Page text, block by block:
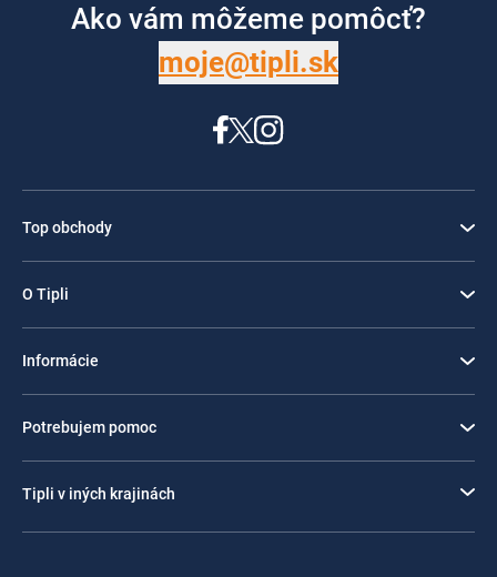
Ako vám môžeme pomôcť?
moje@tipli.sk
Top obchody
O Tipli
Informácie
Potrebujem pomoc
Tipli v iných krajinách